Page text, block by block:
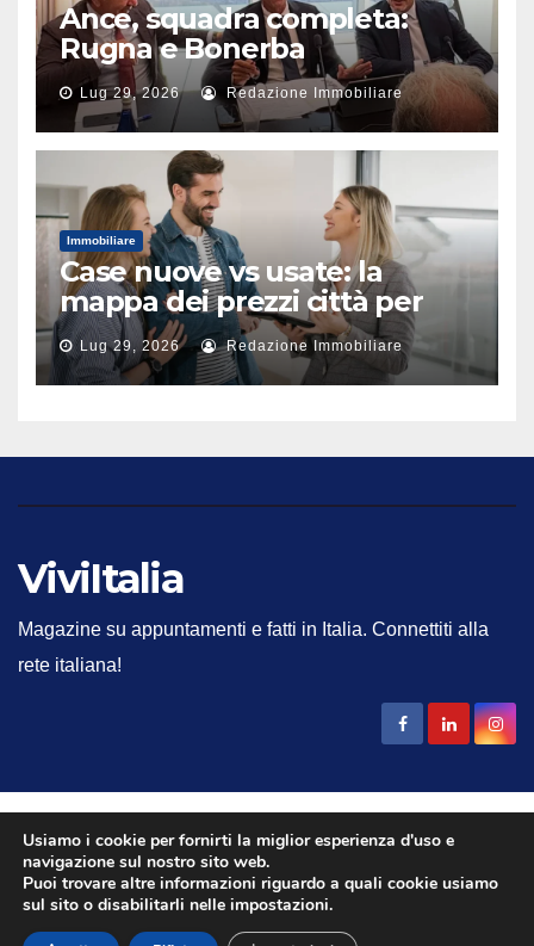
Ance, squadra completa:
Rugna e Bonerba
vicepresidenti
Lug 29, 2026 Redazione Immobiliare
Immobiliare
Case nuove vs usate: la
mappa dei prezzi città per
città
Lug 29, 2026 Redazione Immobiliare
ViviItalia
Magazine su appuntamenti e fatti in Italia. Connettiti alla
rete italiana!
Studio Del Core srl 2025 - Inserto della testata giornalistica
n.14/2021 registrata al Tribunale di Bari, diretta da
Gennaro Del Core.
Usiamo i cookie per fornirti la miglior esperienza d'uso e
navigazione sul nostro sito web.
Puoi trovare altre informazioni riguardo a quali cookie usiamo
sul sito o disabilitarli nelle impostazioni.